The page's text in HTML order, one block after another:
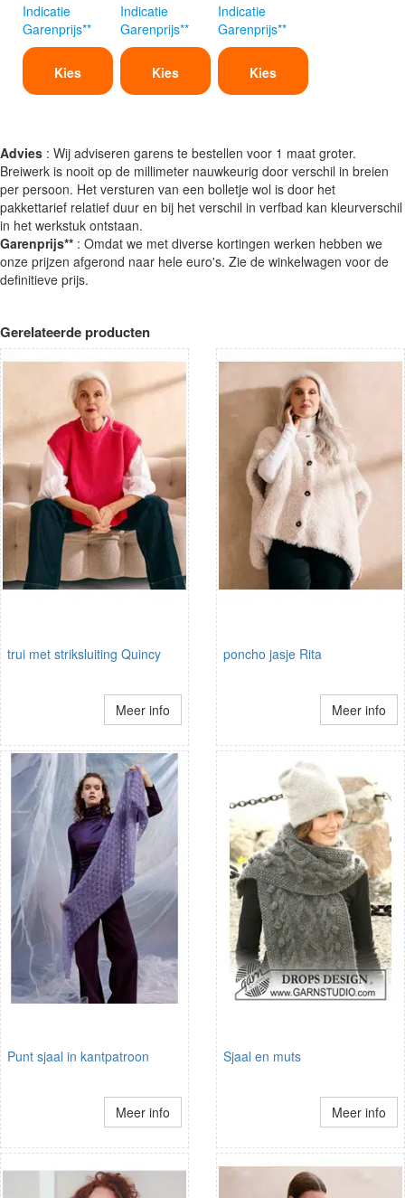
Indicatie
Garenprijs**
Kies
Indicatie
Garenprijs**
Kies
Indicatie
Garenprijs**
Kies
Advies : Wij adviseren garens te bestellen voor 1 maat groter.
Breiwerk is nooit op de millimeter nauwkeurig door verschil in breien
per persoon. Het versturen van een bolletje wol is door het
pakkettarief relatief duur en bij het verschil in verfbad kan kleurverschil
in het werkstuk ontstaan.
Garenprijs** : Omdat we met diverse kortingen werken hebben we
onze prijzen afgerond naar hele euro's. Zie de winkelwagen voor de
definitieve prijs.
Gerelateerde producten
trui met striksluiting Quincy
Meer info
poncho jasje Rita
Meer info
Punt sjaal in kantpatroon
Meer info
Sjaal en muts
Meer info